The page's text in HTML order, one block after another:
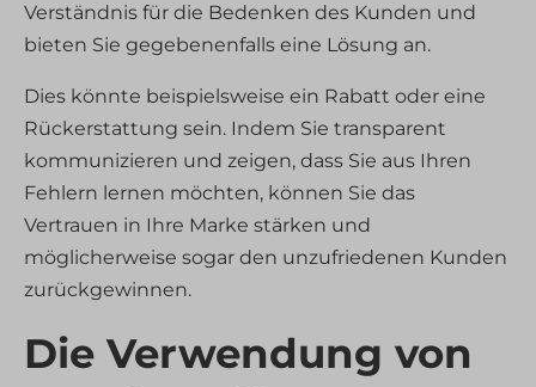
Verständnis für die Bedenken des Kunden und
bieten Sie gegebenenfalls eine Lösung an.
Dies könnte beispielsweise ein Rabatt oder eine
Rückerstattung sein. Indem Sie transparent
kommunizieren und zeigen, dass Sie aus Ihren
Fehlern lernen möchten, können Sie das
Vertrauen in Ihre Marke stärken und
möglicherweise sogar den unzufriedenen Kunden
zurückgewinnen.
Die Verwendung von